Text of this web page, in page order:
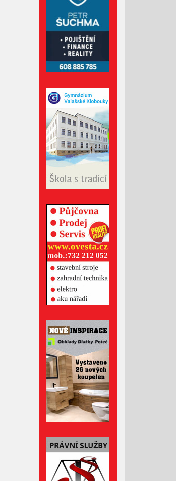
Září 2023
Srpen 2023
Červenec 2023
Červen 2023
Květen 2023
Březen 2023
Únor 2023
Leden 2023
Prosinec 2022
Listopad 2022
Říjen 2022
Září 2022
Srpen 2022
Červenec 2022
Červen 2022
Květen 2022
Duben 2022
Březen 2022
Únor 2022
Leden 2022
Prosinec 2021
Listopad 2021
Říjen 2021
Září 2021
Srpen 2021
Červenec 2021
Červen 2021
Duben 2021
Březen 2021
Únor 2021